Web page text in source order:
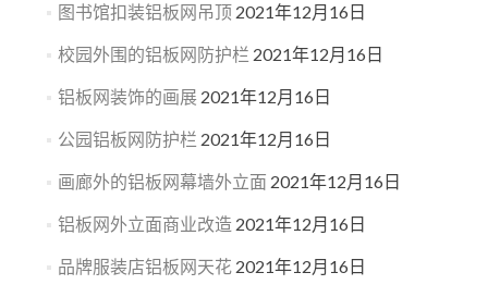
图书馆扣装铝板网吊顶 2021年12月16日
校园外围的铝板网防护栏 2021年12月16日
铝板网装饰的画展 2021年12月16日
公园铝板网防护栏 2021年12月16日
画廊外的铝板网幕墙外立面 2021年12月16日
铝板网外立面商业改造 2021年12月16日
品牌服装店铝板网天花 2021年12月16日